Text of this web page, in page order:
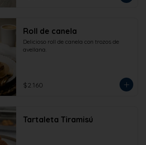
Roll de canela
Delicioso roll de canela con trozos de
avellana.
$2.160
Tartaleta Tiramisú